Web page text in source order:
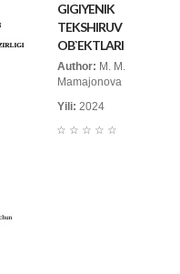
GIGIYENIK
TEKSHIRUV
OB`EKTLARI
Author: M. M.
Mamajonova
Yili: 2024
☆
☆
☆
☆
☆